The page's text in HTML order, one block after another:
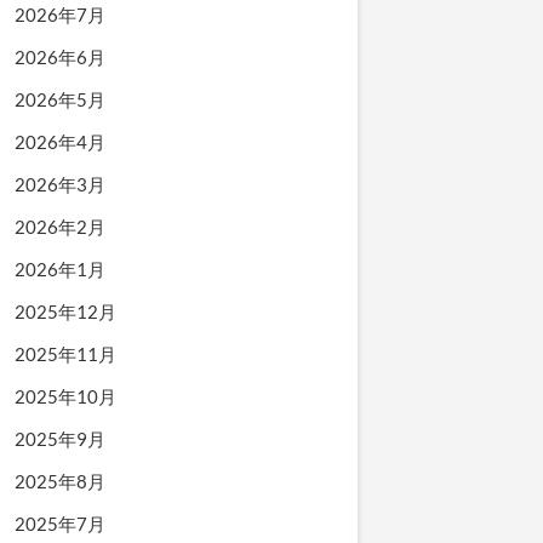
2026年7月
2026年6月
2026年5月
2026年4月
2026年3月
2026年2月
2026年1月
2025年12月
2025年11月
2025年10月
2025年9月
2025年8月
2025年7月